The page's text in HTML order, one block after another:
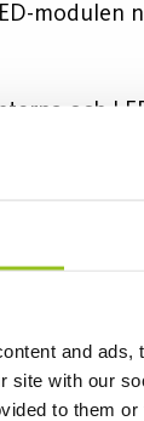
and
site with our
to them
modulen
och
av
kommer
och